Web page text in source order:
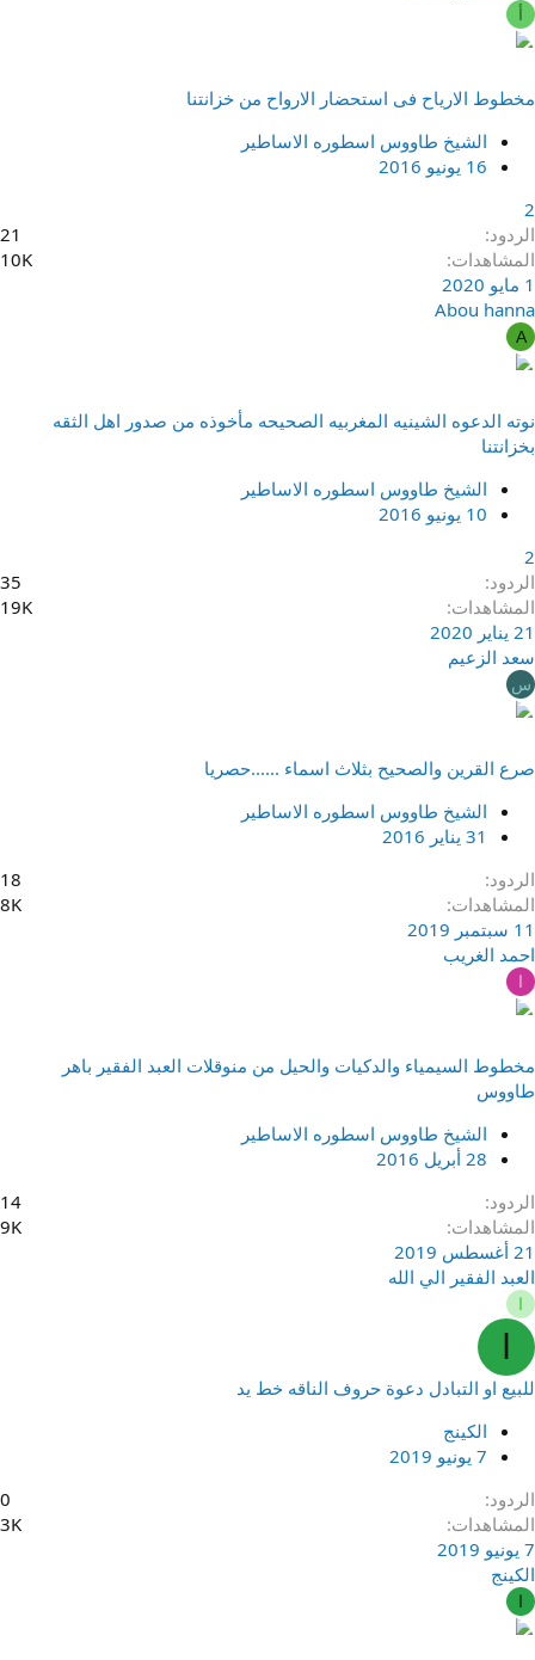
أ
مخطوط الارياح فى استحضار الارواح من خزانتنا
الشيخ طاووس اسطوره الاساطير
16 يونيو 2016
2
الردود
21
المشاهدات
10K
1 مايو 2020
Abou hanna
A
نوته الدعوه الشينيه المغربيه الصحيحه مأخوذه من صدور اهل الثقه
بخزانتنا
الشيخ طاووس اسطوره الاساطير
10 يونيو 2016
2
الردود
35
المشاهدات
19K
21 يناير 2020
سعد الزعيم
س
صرع القرين والصحيح بثلاث اسماء ......حصريا
الشيخ طاووس اسطوره الاساطير
31 يناير 2016
الردود
18
المشاهدات
8K
11 سبتمبر 2019
احمد الغريب
ا
مخطوط السيمياء والدكيات والحيل من منوقلات العبد الفقير باهر
طاووس
الشيخ طاووس اسطوره الاساطير
28 أبريل 2016
الردود
14
المشاهدات
9K
21 أغسطس 2019
العبد الفقير الي الله
ا
للبيع او التبادل دعوة حروف الناقه خط يد
الكينج
7 يونيو 2019
الردود
0
المشاهدات
3K
7 يونيو 2019
الكينج
ا